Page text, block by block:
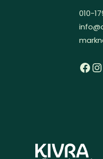
010-